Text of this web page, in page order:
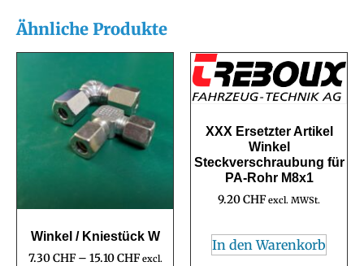
Ähnliche Produkte
Winkel / Kniestück W
7.30CHF – 15.10CHF excl.
XXX Ersetzter Artikel
Winkel
Steckverschraubung für
PA-Rohr M8x1
9.20CHF excl. MWSt.
In den Warenkorb